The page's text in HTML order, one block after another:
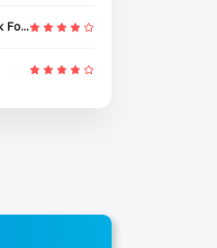
OTTO Work Force